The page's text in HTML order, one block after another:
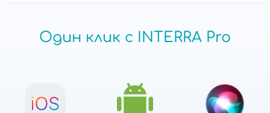
Один клик с INTERRA Pro